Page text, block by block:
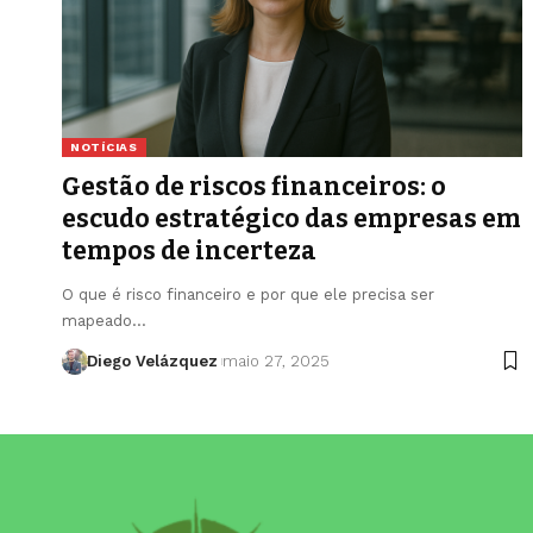
NOTÍCIAS
Gestão de riscos financeiros: o
escudo estratégico das empresas em
tempos de incerteza
O que é risco financeiro e por que ele precisa ser
mapeado…
Diego Velázquez maio 27, 2025